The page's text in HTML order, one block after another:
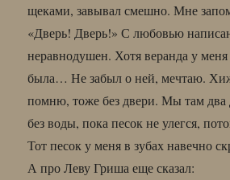
щеками, завывал смешно. Мне
«Дверь! Дверь!» С любовью
неравнодушен. Хотя веранда у
была… Не забыл о ней, мечтаю.
помню, тоже без двери. Мы там два
без воды, пока песок не улегся,
Тот песок у меня в зубах навечно
А про Леву Гриша еще сказал: